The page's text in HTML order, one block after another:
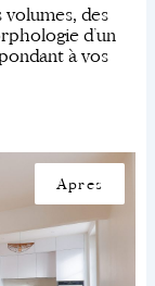
des
d’un
à vos